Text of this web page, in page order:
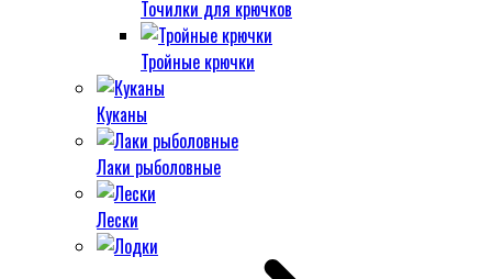
Точилки для крючков
Тройные крючки
Куканы
Лаки рыболовные
Лески